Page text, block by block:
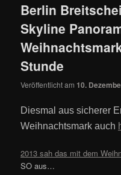
Berlin
Skyline
Stunde
Veröffentlicht am 10.
Diesmal aus sicherer
Weihnachtsmark auch
2013 sah das mit dem
SO aus…